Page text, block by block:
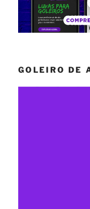
GOLEIRO DE